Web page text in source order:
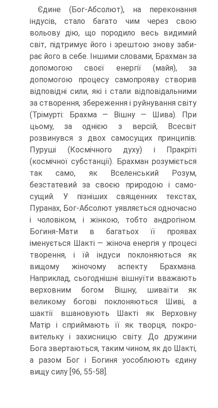
Єдине (Бог-Абсолют), на переконання
індусів, стало багато чим через свою
вольову дію, що породило весь видимий
світ, підтримує його і зрештою знову заби­
рає його в себе. Іншими словами, Брахман за
допомогою своєї енергії (майя), за
допомогою процесу самопрояву створив
відповідні сили, які і стали відповідаль­ними
за створення, збереження і руйнування світу
(Трімурті: Брахма — Вішну — Шива). При
цьому, за однією з версій, Всесвіт
розвинувся з двох самосущих принципів:
Пуруші (Космічного духу) і Пракріті
(космічної субстанції). Брахман розуміється
так само, як Вселенський Розум,
безстатевий за своєю природою і само-
сущий. У пізніших священних текстах,
Пуранах, Бог-Абсолют уявляється одночас­но
і чоловіком, і жінкою, тобто андрогіном.
Богиня-Мати в багатьох її проявах
іменується Шакті — жіноча енергія у процесі
творення, і їй індуси поклоняються як
вищому жіночому аспекту Брахмана.
Наприклад, сьогоднішні вішнуїти вважа­ють
верховним богом Вішну, шиваїти як
великому богові поклоняються Шиві, а
шактії вшановують Шакті як Верховну
Матір і сприймають її як творця, покро­
вительку і захисницю світу. До дружини
Бога звертаються, таким чином, як до Шакті,
а разом Бог і Богиня уособлюють єдину
вищу силу [96, 55-58].